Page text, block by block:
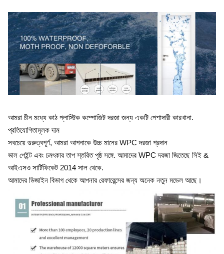
আমরা চীন মধ্যে কাঠ প্লাস্টিক কম্পোজিট দরজা জন্য একটি পেশাদারী কারখানা.
প্রতিযোগিতামূলক দাম
সবচেয়ে গুরুত্বপূর্ণ, আমরা আপনাকে উচ্চ মানের WPC দরজা প্রদান
ভাল পেইন্ট এবং চমৎকার তাপ স্তরিত পৃষ্ঠ সঙ্গে. আমাদের WPC দরজা জিতেছে সিই &
আইএসও সার্টিফিকেট 2014 সাল থেকে.
আমাদের ডিজাইন বিভাগ থেকে আপনার রেফারেন্সের জন্য অনেক নতুন মডেল আছে।